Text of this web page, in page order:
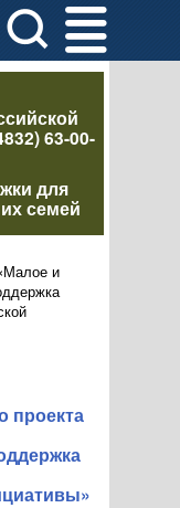
63-00-
для
семей
и
проекта